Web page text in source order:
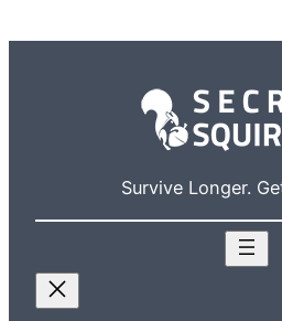
Survive Longer.